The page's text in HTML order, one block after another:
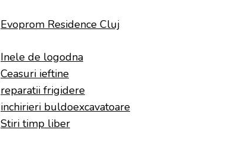
Evoprom Residence Cluj
Inele de logodna
Ceasuri ieftine
reparatii frigidere
inchirieri buldoexcavatoare
Stiri timp liber